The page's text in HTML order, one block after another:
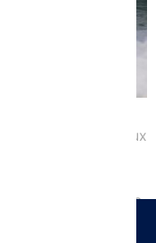
reprendront
le 11 avril pour ceux
places
est
qui vous permet de